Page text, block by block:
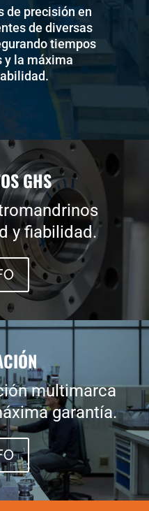
de precisión en
de diversas
tiempos
y la máxima
GHS
y fiabilidad.
multimarca
garantía.